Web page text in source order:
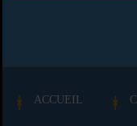
ACCUEIL